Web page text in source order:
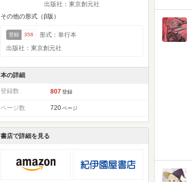
出版社：東京創元社
その他の形式（β版）
登録 358
形式：単行本
出版社：東京創元社
本の詳細
登録数 807 登録
ページ数 720 ページ
書店で詳細を見る